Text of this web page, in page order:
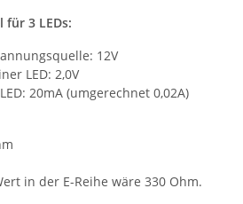
für 3 LEDs:
12V
LED: 2,0V
20mA (umgerechnet 0,02A)
in der E-Reihe wäre 330 Ohm.